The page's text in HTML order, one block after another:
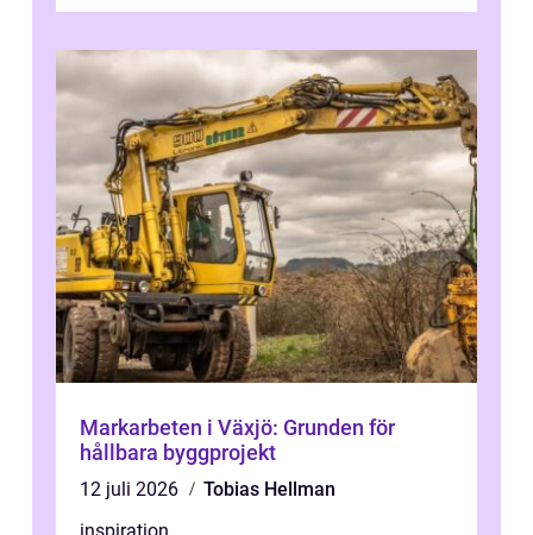
Markarbeten i Växjö: Grunden för
hållbara byggprojekt
12 juli 2026
Tobias Hellman
inspiration